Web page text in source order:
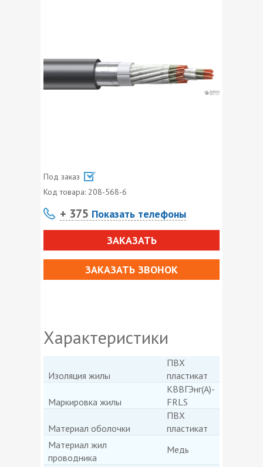
Под заказ
Код товара: 208-568-6
+ 375 Показать телефоны
ЗАКАЗАТЬ
ЗАКАЗАТЬ ЗВОНОК
Характеристики
Изоляция жилы
ПВХ
пластикат
Маркировка жилы
КВВГЭнг(А)-
FRLS
Материал оболочки
ПВХ
пластикат
Материал жил
проводника
Медь